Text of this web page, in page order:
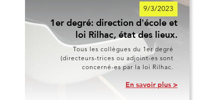
9/3/2023
1er degré: direction d'école et
loi Rilhac, état des lieux.
Tous les collègues du 1er degré
(directeurs-trices ou adjoint-es sont
concerné-es par la loi Rilhac.
En savoir plus >